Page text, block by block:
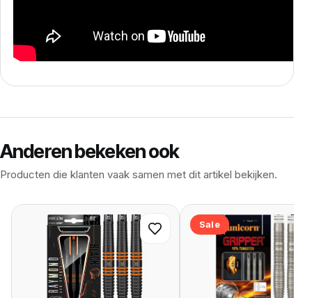
Anderen bekeken ook
Producten die klanten vaak samen met dit artikel bekijken.
Sale